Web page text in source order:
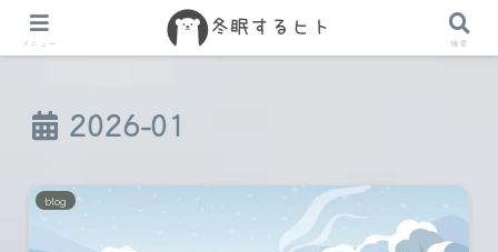
2026-01
blog
メニュー 検索